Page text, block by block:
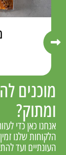
כאן כדי
שלנו זמין
ועד
+ עוגת פס
₪
-